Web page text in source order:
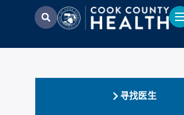
寻找医生